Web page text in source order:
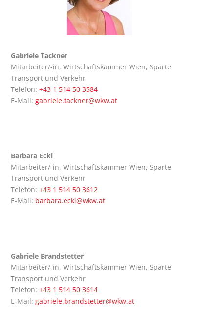
Gabrie­le Tackner
Mit­ar­bei­ter/-in, Wirt­schafts­kam­mer Wien, Spar­te
Trans­port und Verkehr
Tele­fon:+43 1 514 50 3584
E‑Mail:gabriele.tackner@wkw.at
Bar­ba­ra Eckl
Mit­ar­bei­ter/-in, Wirt­schafts­kam­mer Wien, Spar­te
Trans­port und Ver­kehr
Tele­fon:+43 1 514 50 3612
E‑Mail: barbara.eckl@wkw.at
Gabrie­le Brand­stet­ter
Mit­ar­bei­ter/-in, Wirt­schafts­kam­mer Wien, Spar­te
Trans­port und Ver­kehr
Tele­fon:+43 1 514 50 3614
E‑Mail:gabriele.brandstetter@wkw.at